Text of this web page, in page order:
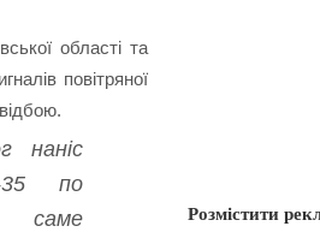
області та
повітряної
наніс
по
саме
Розмістити